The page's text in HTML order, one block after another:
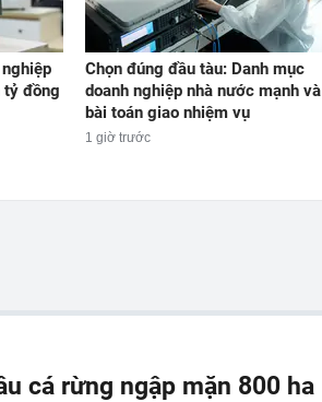
tỷ đồng
Chọn đúng đầu tàu: Danh mục
doanh nghiệp nhà nước mạnh và
bài toán giao nhiệm vụ
1 giờ trước
cá rừng ngập mặn 800 ha